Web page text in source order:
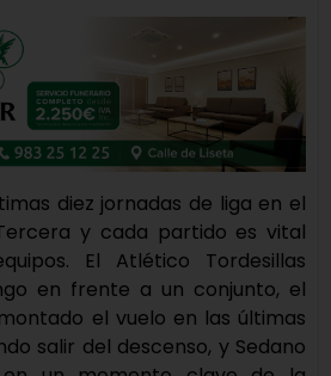
diez jornadas de liga en el
y cada partido es vital
El Atlético Tordesillas
en frente a un conjunto, el
el vuelo en las últimas
salir del descenso, y Sedano